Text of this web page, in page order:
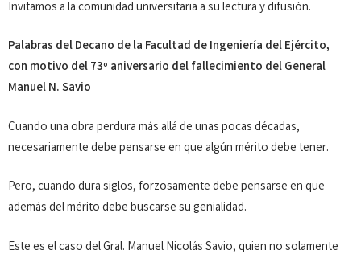
Invitamos a la comunidad universitaria a su lectura y difusión.
Palabras del Decano de la Facultad de Ingeniería del Ejército,
con motivo del 73º aniversario del fallecimiento del General
Manuel N. Savio
Cuando una obra perdura más allá de unas pocas décadas,
necesariamente debe pensarse en que algún mérito debe tener.
Pero, cuando dura siglos, forzosamente debe pensarse en que
además del mérito debe buscarse su genialidad.
Este es el caso del Gral. Manuel Nicolás Savio, quien no solamente